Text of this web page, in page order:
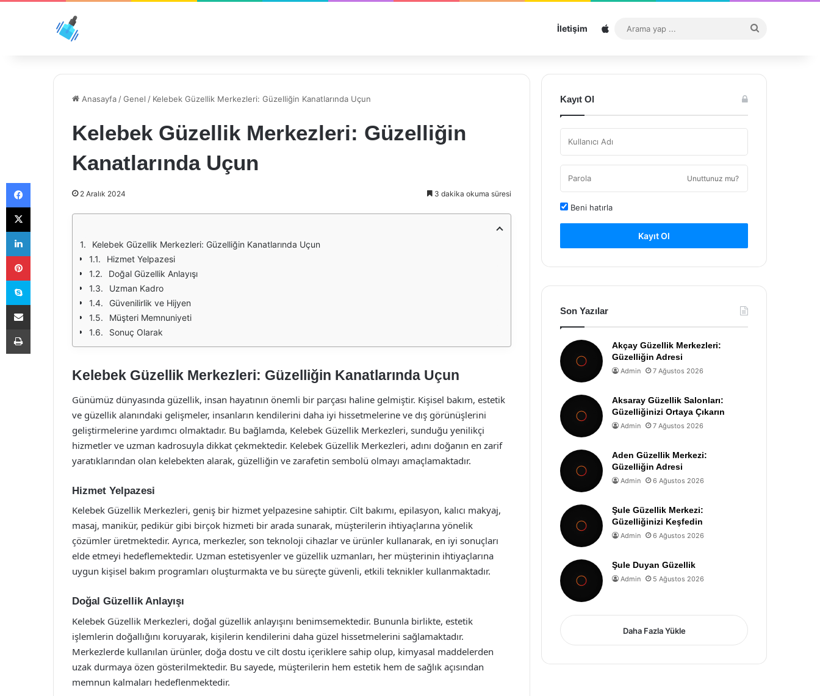
İletişim Sitemap
...
Anasayfa /Genel / Kelebek Güzellik Merkezleri: Güzelliğin Kanatlarında Uçun
Kelebek Güzellik Merkezleri: Güzelliğin
Kanatlarında Uçun
2 Aralık 2024 3 dakika okuma süresi
Kelebek Güzellik Merkezleri: Güzelliğin Kanatlarında Uçun
Hizmet Yelpazesi
Doğal Güzellik Anlayışı
Uzman Kadro
Güvenilirlik ve Hijyen
Müşteri Memnuniyeti
Sonuç Olarak
Kelebek Güzellik Merkezleri: Güzelliğin Kanatlarında Uçun
Günümüz dünyasında güzellik, insan hayatının önemli bir parçası haline gelmiştir. Kişisel bakım, estetik
ve güzellik alanındaki gelişmeler, insanların kendilerini daha iyi hissetmelerine ve dış görünüşlerini
geliştirmelerine yardımcı olmaktadır. Bu bağlamda, Kelebek Güzellik Merkezleri, sunduğu yenilikçi
hizmetler ve uzman kadrosuyla dikkat çekmektedir. Kelebek Güzellik Merkezleri, adını doğanın en zarif
yaratıklarından olan kelebekten alarak, güzelliğin ve zarafetin sembolü olmayı amaçlamaktadır.
Hizmet Yelpazesi
Kelebek Güzellik Merkezleri, geniş bir hizmet yelpazesine sahiptir. Cilt bakımı, epilasyon, kalıcı makyaj,
masaj, manikür, pedikür gibi birçok hizmeti bir arada sunarak, müşterilerin ihtiyaçlarına yönelik
çözümler üretmektedir. Ayrıca, merkezler, son teknoloji cihazlar ve ürünler kullanarak, en iyi sonuçları
elde etmeyi hedeflemektedir. Uzman estetisyenler ve güzellik uzmanları, her müşterinin ihtiyaçlarına
uygun kişisel bakım programları oluşturmakta ve bu süreçte güvenli, etkili teknikler kullanmaktadır.
Doğal Güzellik Anlayışı
Kelebek Güzellik Merkezleri, doğal güzellik anlayışını benimsemektedir. Bununla birlikte, estetik
işlemlerin doğallığını koruyarak, kişilerin kendilerini daha güzel hissetmelerini sağlamaktadır.
Merkezlerde kullanılan ürünler, doğa dostu ve cilt dostu içeriklere sahip olup, kimyasal maddelerden
uzak durmaya özen gösterilmektedir. Bu sayede, müşterilerin hem estetik hem de sağlık açısından
memnun kalmaları hedeflenmektedir.
Kayıt Ol
Unuttunuz mu?
Beni hatırla
Kayıt Ol
Son Yazılar
Akçay Güzellik Merkezleri:
Güzelliğin Adresi
Admin 7 Ağustos 2026
Aksaray Güzellik Salonları:
Güzelliğinizi Ortaya Çıkarın
Admin 7 Ağustos 2026
Aden Güzellik Merkezi:
Güzelliğin Adresi
Admin 6 Ağustos 2026
Şule Güzellik Merkezi:
Güzelliğinizi Keşfedin
Admin 6 Ağustos 2026
Şule Duyan Güzellik
Admin 5 Ağustos 2026
Daha Fazla Yükle
Facebook
X
LinkedIn
Pinterest
Skype
E-Posta ile paylaş